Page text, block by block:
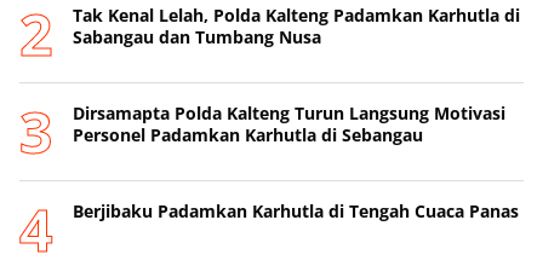
Tak Kenal Lelah, Polda Kalteng Padamkan Karhutla di
Sabangau dan Tumbang Nusa
Dirsamapta Polda Kalteng Turun Langsung Motivasi
Personel Padamkan Karhutla di Sebangau
Berjibaku Padamkan Karhutla di Tengah Cuaca Panas